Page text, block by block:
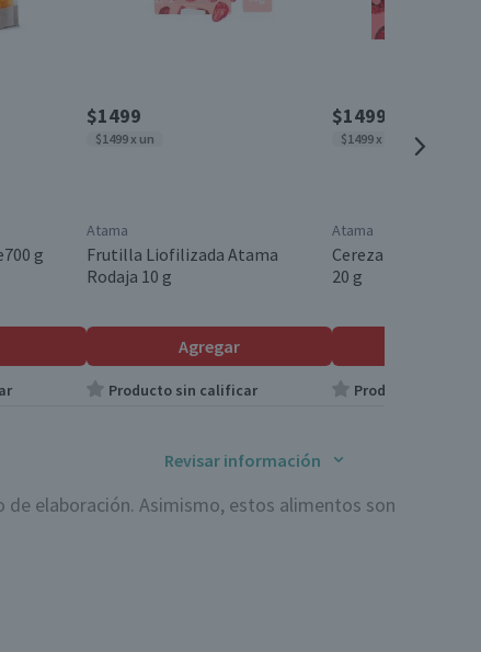
g
$1499
$1499 x un
Atama
Frutilla Liofilizada Atama
Rodaja 10 g
Agregar
Producto sin calificar
$1499
$1499 x un
Atama
Cereza Liofilizada
20 g
Producto sin
Revisar información
elaboración. Asimismo, estos alimentos son